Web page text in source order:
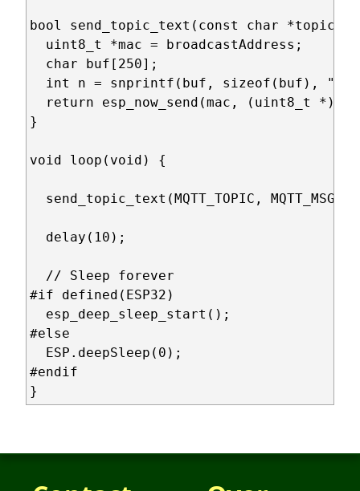
bool send_topic_text(const char *topic,
  uint8_t *mac = broadcastAddress;
  char buf[250];
int n = snprintf(buf, sizeof(buf), "%s
return esp_now_send(mac, (uint8_t
}
void loop(void) {
  send_topic_text(MQTT_TOPIC, MQTT_MSG);
  delay(10);
  // Sleep forever
#if defined(ESP32)
  esp_deep_sleep_start();
#else
  ESP.deepSleep(0);
#endif